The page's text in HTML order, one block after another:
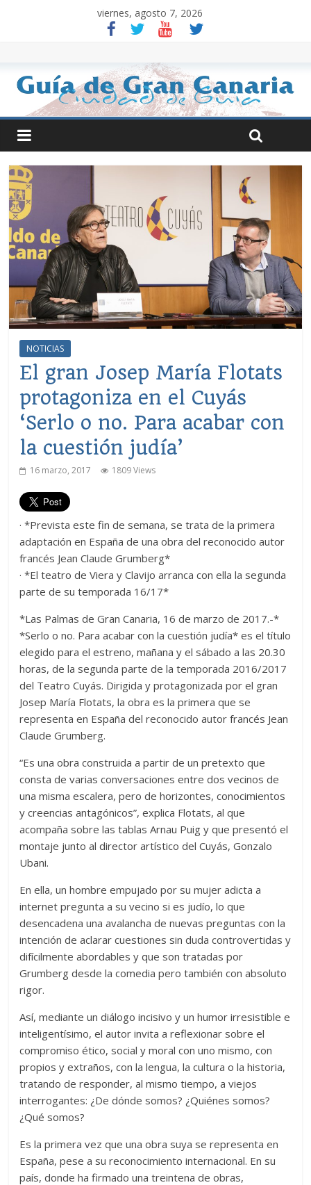
viernes, agosto 7, 2026
NOTICIAS
El gran Josep María Flotats
protagoniza en el Cuyás
‘Serlo o no. Para acabar con
la cuestión judía’
16 marzo, 2017 1809 Views
· *Prevista este fin de semana, se trata de la primera
adaptación en España de una obra del reconocido autor
francés Jean Claude Grumberg*
· *El teatro de Viera y Clavijo arranca con ella la segunda
parte de su temporada 16/17*
*Las Palmas de Gran Canaria, 16 de marzo de 2017.-*
*Serlo o no. Para acabar con la cuestión judía* es el título
elegido para el estreno, mañana y el sábado a las 20.30
horas, de la segunda parte de la temporada 2016/2017
del Teatro Cuyás. Dirigida y protagonizada por el gran
Josep María Flotats, la obra es la primera que se
representa en España del reconocido autor francés Jean
Claude Grumberg.
“Es una obra construida a partir de un pretexto que
consta de varias conversaciones entre dos vecinos de
una misma escalera, pero de horizontes, conocimientos
y creencias antagónicos”, explica Flotats, al que
acompaña sobre las tablas Arnau Puig y que presentó el
montaje junto al director artístico del Cuyás, Gonzalo
Ubani.
En ella, un hombre empujado por su mujer adicta a
internet pregunta a su vecino si es judío, lo que
desencadena una avalancha de nuevas preguntas con la
intención de aclarar cuestiones sin duda controvertidas y
difícilmente abordables y que son tratadas por
Grumberg desde la comedia pero también con absoluto
rigor.
Así, mediante un diálogo incisivo y un humor irresistible e
inteligentísimo, el autor invita a reflexionar sobre el
compromiso ético, social y moral con uno mismo, con
propios y extraños, con la lengua, la cultura o la historia,
tratando de responder, al mismo tiempo, a viejos
interrogantes: ¿De dónde somos? ¿Quiénes somos?
¿Qué somos?
Es la primera vez que una obra suya se representa en
España, pese a su reconocimiento internacional. En su
país, donde ha firmado una treintena de obras,